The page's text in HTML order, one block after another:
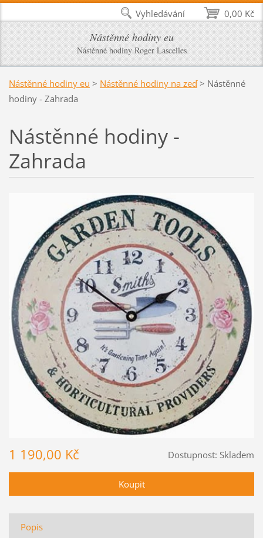
Nástěnné hodiny eu
Nástěnné hodiny Roger Lascelles
Nástěnné hodiny eu > Nástěnné hodiny na zeď > Nástěnné
hodiny - Zahrada
Nástěnné hodiny -
Zahrada
Dostupnost: Skladem
1 190,00 Kč
Popis
0,00 Kč
Vyhledávání